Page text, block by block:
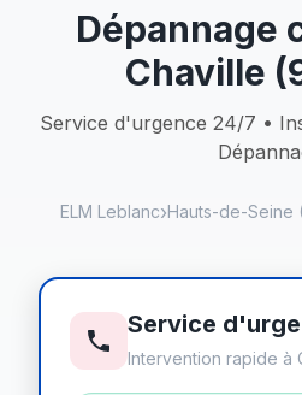
Dépannage
Chaville
Service d'urgence 24/7 •
ELM Leblanc Hauts-de-Seine
Service
Intervention rapide à